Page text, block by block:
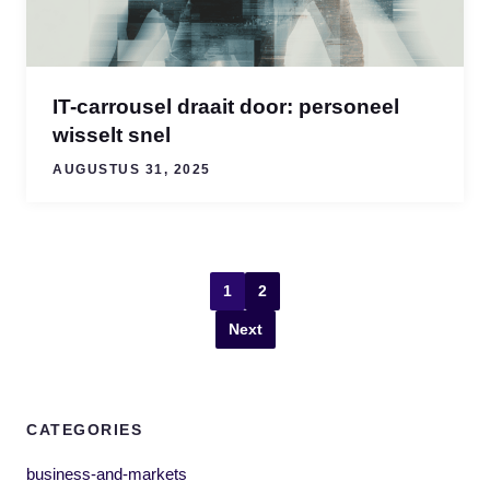
IT-carrousel draait door: personeel
wisselt snel
AUGUSTUS 31, 2025
1 2
Next
CATEGORIES
business-and-markets